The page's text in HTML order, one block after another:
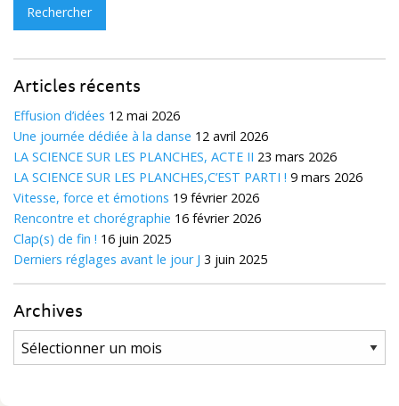
Articles récents
Effusion d’idées 12 mai 2026
Une journée dédiée à la danse 12 avril 2026
LA SCIENCE SUR LES PLANCHES, ACTE II 23 mars 2026
LA SCIENCE SUR LES PLANCHES,C’EST PARTI ! 9 mars 2026
Vitesse, force et émotions 19 février 2026
Rencontre et chorégraphie 16 février 2026
Clap(s) de fin ! 16 juin 2025
Derniers réglages avant le jour J 3 juin 2025
Archives
Archives